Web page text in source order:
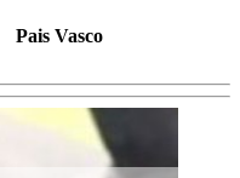
Pais Vasco